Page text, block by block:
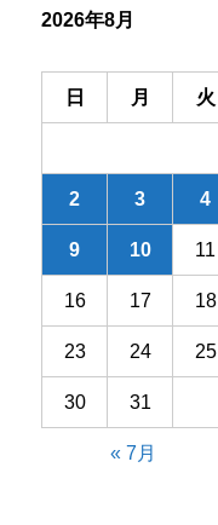
ン
2026年8月
日 月 火
2 3 4
9 10 11
16 17 18
23 24 25
30 31
« 7月